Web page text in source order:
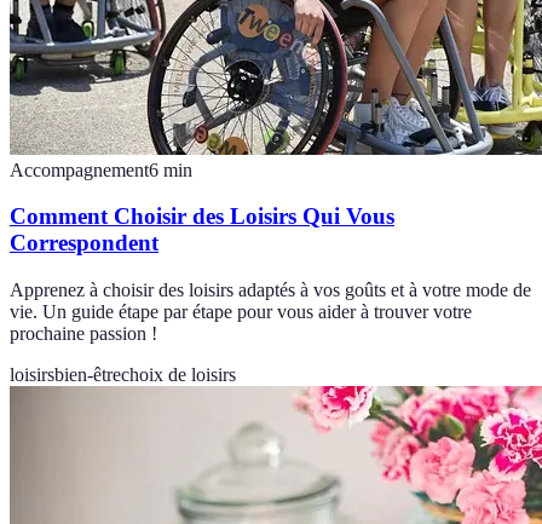
Accompagnement6 min
Comment Choisir des Loisirs Qui Vous
Correspondent
Apprenez à choisir des loisirs adaptés à vos goûts et à votre mode de
vie. Un guide étape par étape pour vous aider à trouver votre
prochaine passion !
loisirsbien-êtrechoix de loisirs